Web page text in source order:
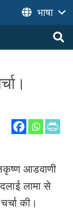
भाषा
आडवाणी
लामा से
की।